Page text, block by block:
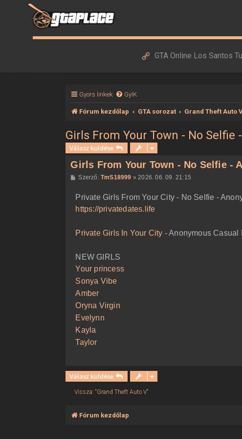
GTA Online Los Santos
Gyors linkek GyIK
Fórum kezdőlap GTA sorozat Grand Theft Auto
Girls From Your Town - No
Válasz küldése
Girls From Your Town - No Selfie -
H
z
á
s
l
Szerző:TmS18999 »2026. 06. 09. 21:15
Private Girls From Your City - No Selfie -
https://privatedates.life
Private Girls In Your City - Anonymous Casual
NEW GIRLS
Your princess
Sonya Vibe
Amber
Oryna Virgin
Evelynn
Kayla
Taylor
Válasz küldése
Vissza: “Grand Theft Auto V”
Fórum kezdőlap